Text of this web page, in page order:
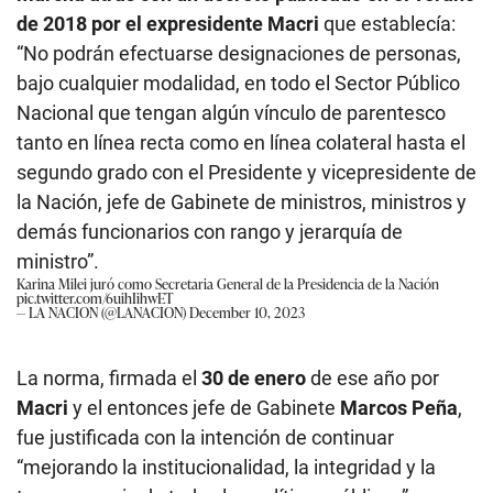
de 2018 por el expresidente Macri que establecía:
“No podrán efectuarse designaciones de personas,
bajo cualquier modalidad, en todo el Sector Público
Nacional que tengan algún vínculo de parentesco
tanto en línea recta como en línea colateral hasta el
segundo grado con el Presidente y vicepresidente de
la Nación, jefe de Gabinete de ministros, ministros y
demás funcionarios con rango y jerarquía de
ministro”.
Karina Milei juró como Secretaria General de la Presidencia de la Nación
pic.twitter.com/6uihIihwET
— LA NACION (@LANACION)December 10, 2023
La norma, firmada el 30 de enerode ese año por
Macri y el entonces jefe de Gabinete Marcos Peña,
fue justificada con la intención de continuar
“mejorando la institucionalidad, la integridad y la